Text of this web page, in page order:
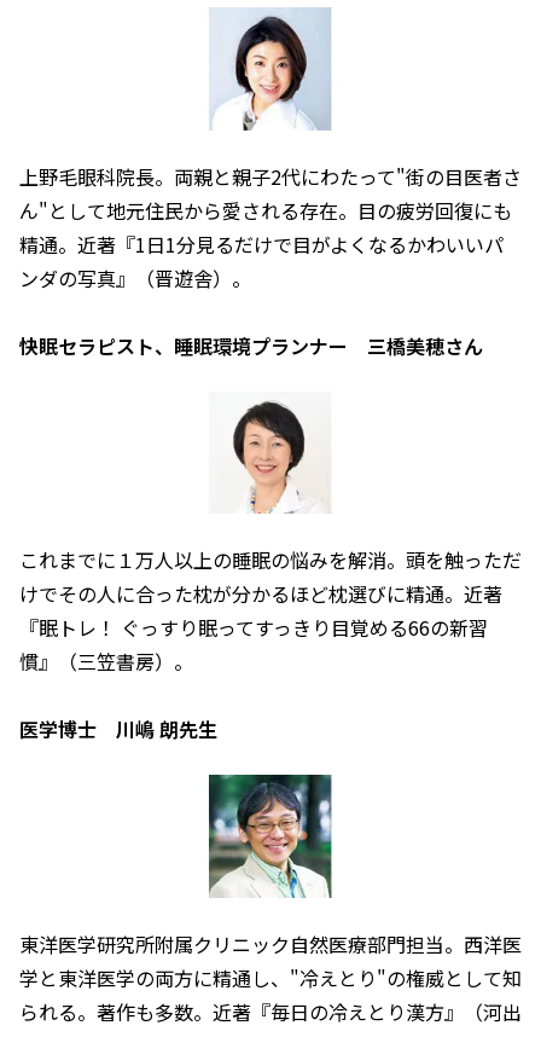
上野毛眼科院長。両親と親子2代にわたって"街の目医者さ
ん"として地元住民から愛される存在。目の疲労回復にも
精通。近著『1日1分見るだけで目がよくなるかわいいパ
ンダの写真』（晋遊舎）。
快眠セラピスト、睡眠環境プランナー 三橋美穂さん
これまでに１万人以上の睡眠の悩みを解消。頭を触っただ
けでその人に合った枕が分かるほど枕選びに精通。近著
『眠トレ！ ぐっすり眠ってすっきり目覚める66の新習
慣』（三笠書房）。
医学博士 川嶋 朗先生
東洋医学研究所附属クリニック自然医療部門担当。西洋医
学と東洋医学の両方に精通し、"冷えとり"の権威として知
られる。著作も多数。近著『毎日の冷えとり漢方』（河出